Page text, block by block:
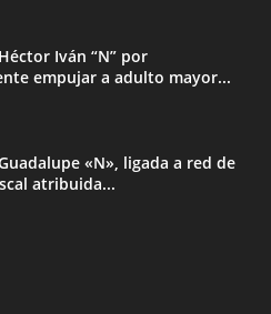
Iván “N” por
empujar a adulto mayor...
«N», ligada a red de
atribuida...